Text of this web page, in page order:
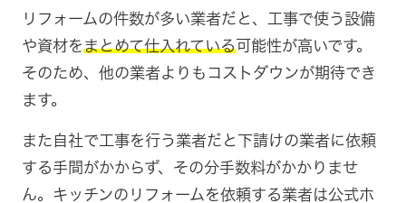
リフォームの件数が多い業者だと、工事で使う設備
や資材をまとめて仕入れている可能性が高いです。
そのため、他の業者よりもコストダウンが期待でき
ます。
また自社で工事を行う業者だと下請けの業者に依頼
する手間がかからず、その分手数料がかかりませ
ん。キッチンのリフォームを依頼する業者は公式ホ